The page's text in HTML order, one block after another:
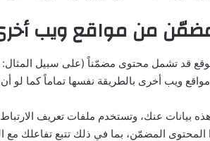
من مواقع ويب
قد تشمل محتوى مضمّناً (على سبيل المثال:
ويب أخرى بالطريقة نفسها تماماً كما لو أن
بيانات عنك، وتستخدم ملفات تعريف الارتباط،
المحتوى المضمّن، بما في ذلك تتبع تفاعلك